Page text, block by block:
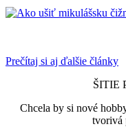
Prečítaj si aj ďalšie články
ŠITIE
Chcela by si nové
tvorivá